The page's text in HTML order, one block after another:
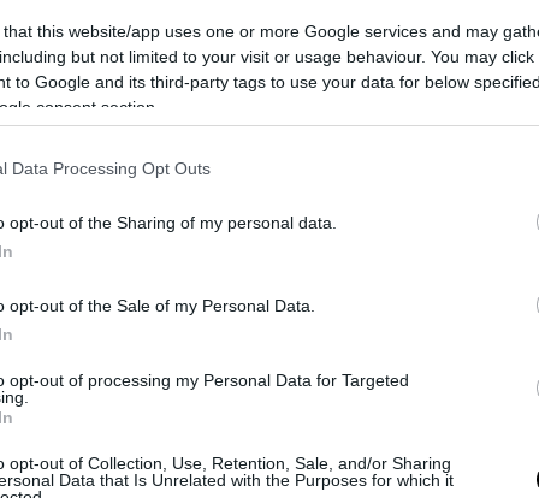
that this website/app uses one or more Google services and may
but not limited to your visit or usage behaviour. You may
to Google and its third-party tags to use your data for below
consent section.
Data Processing Opt Outs
opt-out of the Sharing of my personal data.
opt-out of the Sale of my Personal Data.
opt-out of processing my Personal Data for Targeted
opt-out of Collection, Use, Retention, Sale, and/or Sharing
Data that Is Unrelated with the Purposes for which it
οι οποίες ζουν στη Γερμανία, δεν είχαν νέα
πληροφορίες για την κατάστασή της.
γνωστό, η γυναίκα, που είχε εγκλωβιστεί μαζί
έχει αποκαταστήσει την επικοινωνία με τις
τέλος για τον Σ.Τσιτσιπά και στο Μόντρεαλ:
19χρονο Φονσέκα (βίντεο)
κατά των αντιπάλων μας»
στη βόρεια Καρολίνα μετά από ένοπλη επίθεση σε
– Αναφορές για πολλούς νεκρούς